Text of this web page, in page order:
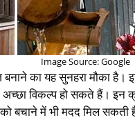
Image Source: Google
का यह सुनहरा मौका
अच्छा विकल्प हो सकते हैं।
बचाने में भी मदद मिल सकती